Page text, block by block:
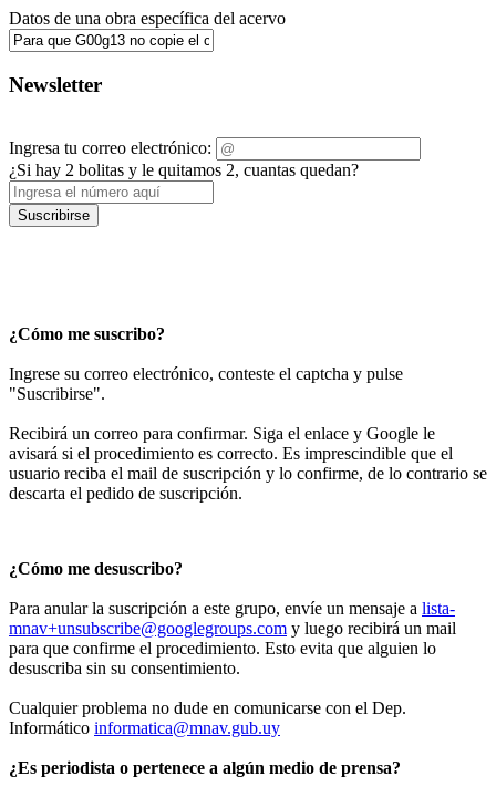
Datos de una obra específica del acervo
Newsletter
Ingresa tu correo electrónico:
¿Si hay 2 bolitas y le quitamos 2, cuantas quedan?
Suscribirse
¿Cómo me suscribo?
Ingrese su correo electrónico, conteste el captcha y pulse
"Suscribirse".
Recibirá un correo para confirmar. Siga el enlace y Google le
avisará si el procedimiento es correcto. Es imprescindible que el
usuario reciba el mail de suscripción y lo confirme, de lo contrario se
descarta el pedido de suscripción.
¿Cómo me desuscribo?
Para anular la suscripción a este grupo, envíe un mensaje a lista-
mnav+unsubscribe@googlegroups.com y luego recibirá un mail
para que confirme el procedimiento. Esto evita que alguien lo
desuscriba sin su consentimiento.
Cualquier problema no dude en comunicarse con el Dep.
Informático informatica@mnav.gub.uy
¿Es periodista o pertenece a algún medio de prensa?